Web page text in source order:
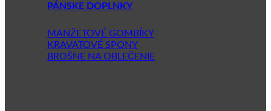
PÁNSKE DOPLNKY
MANŽETOVÉ GOMBÍKY
KRAVATOVÉ SPONY
BROŠNE NA OBLEČENIE